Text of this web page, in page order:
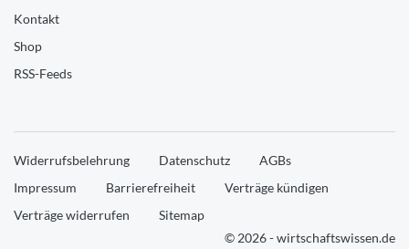
Kontakt
Shop
RSS-Feeds
Widerrufsbelehrung Datenschutz
AGBs
Impressum
Barrierefreiheit
Verträge kündigen
Verträge widerrufen
Sitemap
© 2026 - wirtschaftswissen.de